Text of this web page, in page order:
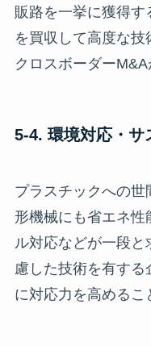
販路を一挙に獲得
を買収して高度な技
クロスボーダーM&A
5-4. 環境対応・サ
プラスチックへの
形機械にも省エネ性
ル対応などが一段
慮した技術を有す
に対応力を高めるこ